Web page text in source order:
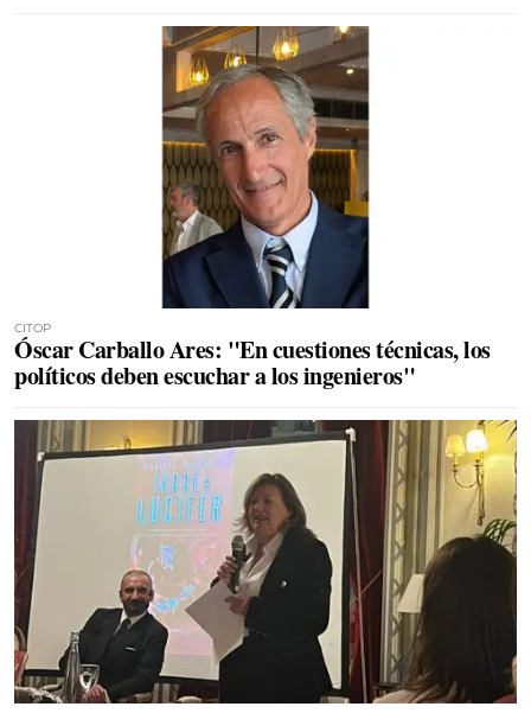
CITOP
Óscar Carballo Ares: "En cuestiones técnicas, los
políticos deben escuchar a los ingenieros"